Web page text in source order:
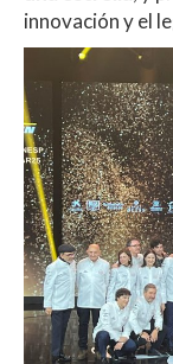
innovación y el